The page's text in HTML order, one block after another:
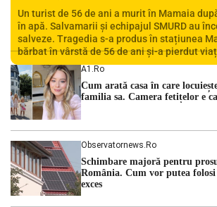
Un turist de 56 de ani a murit în Mamaia
în apă. Salvamarii și echipajul SMURD au
salveze. Tragedia s-a produs în stațiunea
bărbat în vârstă de 56 de ani și-a pierdut
făcut rău în timp ce se afla în […]
A1.ro
Cum arată casa în care
familia sa. Camera fetițelor e
Observatornews.ro
Schimbare majoră pentru
România. Cum vor putea
exces